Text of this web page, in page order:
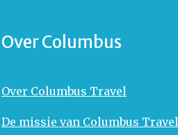
Over Columbus
Over Columbus Travel
De missie van Columbus Travel